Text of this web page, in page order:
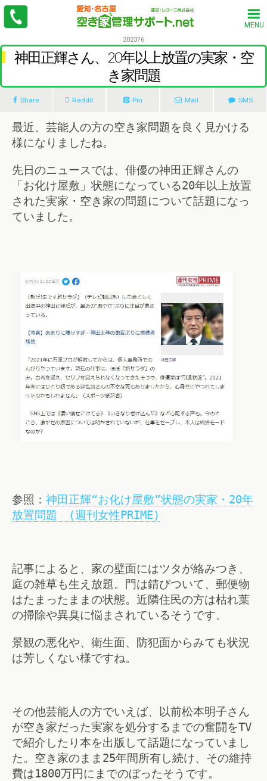
MENU
2023?6
神田正輝さん、20年以上放置の実家・空
き家問題
Share Reddit Pin Mail SMS
最近、芸能人の方の空き家問題を良く見かける
様になりましたね。
先日のニュースでは、俳優の神田正輝さんの
「お化け屋敷」状態になっている20年以上放置
された実家・空き家の問題について話題になっ
ていました。
参照： 神田正輝“お化け屋敷”状態の実家・20年
放置問題 (週刊女性PRIME)
記事によると、家の壁面にはツタが絡みつき、
庭の雑草も生え放題。門は錆びついて、郵便物
はたまったままの状態。近隣住民の方は枯れ葉
の掃除や異臭に悩まされているそうです。
景観の悪化や、衛生面、防犯面からみても状況
は芳しくない様ですね。
その他芸能人の方でいえば、以前松本明子さん
が空き家だった実家を処分するまでの奮闘をTV
で紹介したり本を出版して話題になっていまし
た。空き家のまま25年間所有し続け、その維持
費は1800万円にまでのぼったそうです。